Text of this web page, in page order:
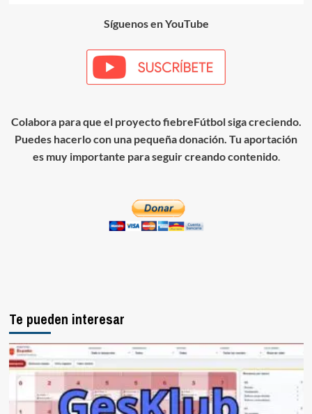
Síguenos en YouTube
Colabora para que el proyecto fiebreFútbol siga creciendo.
Puedes hacerlo con una pequeña donación. Tu aportación
es muy importante para seguir creando contenido.
Te pueden interesar